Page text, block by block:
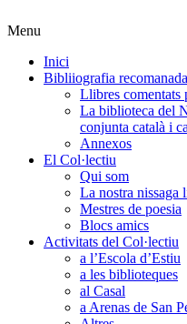
Menu
Inici
Bibliiografia recomanada
Llibres comentats
La biblioteca del
conjunta català i
Annexos
El Col·lectiu
Qui som
La nostra nissaga
Mestres de poesia
Blocs amics
Activitats del Col·lectiu
a l’Escola d’Estiu
a les biblioteques
al Casal
a Arenas de San